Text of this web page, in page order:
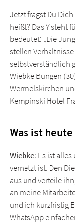
Jetzt fragst Du
heißt? Das Y steht
bedeutet: „Die
stellen
selbstverständlich
Wiebke Büngen
Wermelskirchen
Kempinski Hotel
Was ist
Wiebke: Es ist
vernetzt ist. Den
aus und verteile
an meine
und ich kurzfristig
WhatsApp